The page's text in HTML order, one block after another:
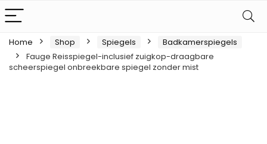
Home Shop Spiegels
Badkamerspiegels
Fauge Reisspiegel-inclusief zuigkop-draagbare
scheerspiegel onbreekbare spiegel zonder mist